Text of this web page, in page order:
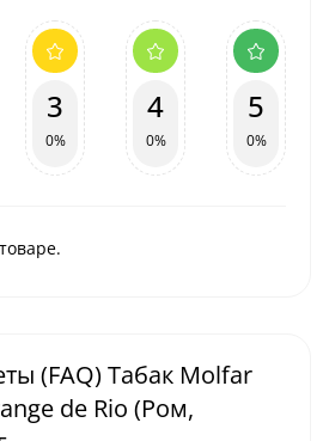
3
0%
4
0%
5
0%
(FAQ) Табак Molfar
de Rio (Ром,